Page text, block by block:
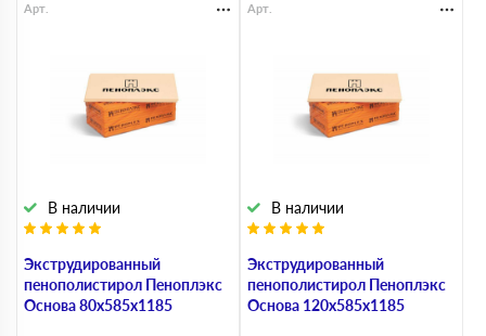
Экструдированный
пенополистирол Пеноплэкс
Основа 80х585х1185
В наличии
Арт.
Экструдированный
пенополистирол Пеноплэкс
Основа 120х585х1185
В наличии
Арт.